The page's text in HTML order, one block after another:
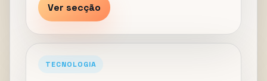
Ver secção
TECNOLOGIA